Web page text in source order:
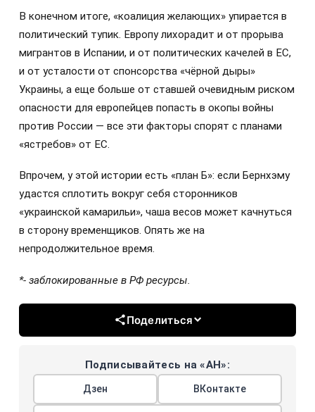
В конечном итоге, «коалиция желающих» упирается в
политический тупик. Европу лихорадит и от прорыва
мигрантов в Испании, и от политических качелей в ЕС,
и от усталости от спонсорства «чёрной дыры»
Украины, а еще больше от ставшей очевидным риском
опасности для европейцев попасть в окопы войны
против России — все эти факторы спорят с планами
«ястребов» от ЕС.
Впрочем, у этой истории есть «план Б»: если Бернхэму
удастся сплотить вокруг себя сторонников
«украинской камарильи», чаша весов может качнуться
в сторону временщиков. Опять же на
непродолжительное время.
*- заблокированные в РФ ресурсы.
Поделиться
Подписывайтесь на «АН»:
Дзен ВКонтакте